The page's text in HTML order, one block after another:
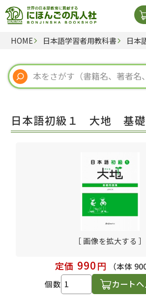
日本
視聴
教師
HOME 日本語学習者用教科書 日本
日本語初級１ 大地 基礎
［ 画像を拡大する ］
定価 990円
（本体
個数
カート